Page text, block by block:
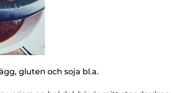
gluten och soja bl.a.